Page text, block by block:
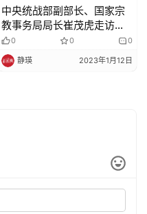
中央统战部副部长、国家宗
教事务局局长崔茂虎走访慰
问中国佛教协会
0 0 0
静瑛 2023年1月12日